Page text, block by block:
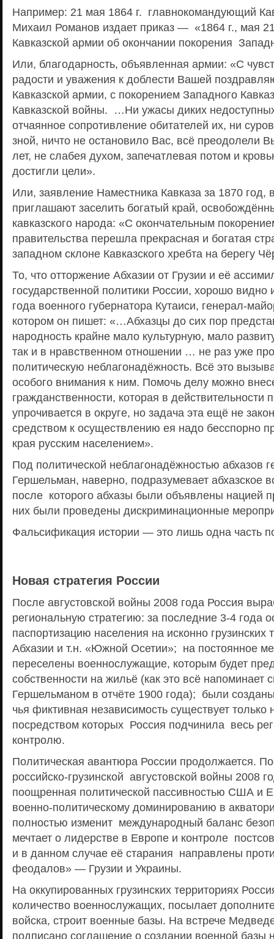
Например: 21 мая 1864 г. главнокомандующий
Михаил Романов издает приказ — «1864 г., мая
Кавказской армии об окончании покорения
Или, благодарность, объявленная армии: «С
радости и уважения к доблести Вашей
Кавказской армии, с покорением Западного
Кавказской войны. …Ни ужасы диких
отчаянное сопротивление обитателей их, ни
зной, ничто не остановило Вас, всё преодолели
лет, не слабея духом, запечатлевая потом и
достигли цели».
Или, заявление Наместника Кавказа за 1870 год,
приглашают заселить богатый край,
кавказского народа: «С окончательным
правительства перешла прекрасная и богатая
западном склоне Кавказского хребта на берегу
То, что отторжение Абхазии от Грузии и её
государственной политики России, хорошо видно
года военного губернатора Кутаиси, генерал-
котором он пишет: «…Абхазцы до сих пор
народность крайне мало культурную, мало
так и в нравственном отношении … не раз уже
политическую неблагонадёжность. Всё это
особого внимания к ним. Помочь делу можно
гражданственности, которая в действительности
упрочивается в округе, но задача эта ещё не
средством к осуществлению ея надо бесспорно
края русским населением».
Под политической неблагонадёжностью абхазов
Гершельман, наверно, подразумевает абхазское
после которого абхазы были объявлены нацией
них были проведены дискриминационные
Фальсификация истории — это лишь одна часть
Новая стратегия России
После августовской войны 2008 года Россия
региональную стратегию: за последние 3-4 года
паспортизацию населения на исконно
Абхазии и т.н. «Южной Осетии»; на постоянное
переселены военнослужащие, которым будет
собственности на жильё (как это всё напоминает
Гершельманом в отчёте 1900 года); были
чья фиктивная независимость существует только
посредством которых Россия подчинила весь
контролю.
Политическая авантюра России продолжается.
российско-грузинской августовской войны 2008
поощренная политической пассивностью США и
военно-политическому доминированию в
полностью изменит международный баланс
мечтает о лидерстве в Европе и контроле
и в данном случае её старания направлены
феодалов» — Грузии и Украины.
На оккупированных грузинских территориях
количество военнослужащих, посылает
войска, строит военные базы. На встрече
подписано соглашение о создании военной базы